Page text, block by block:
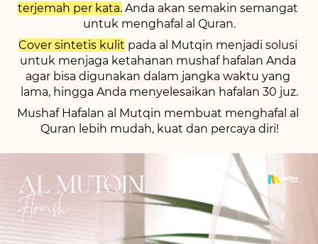
terjemah per kata. Anda akan semakin semangat
untuk menghafal al Quran.
Cover sintetis kulit pada al Mutqin menjadi solusi
untuk menjaga ketahanan mushaf hafalan Anda
agar bisa digunakan dalam jangka waktu yang
lama, hingga Anda menyelesaikan hafalan 30 juz.
Mushaf Hafalan al Mutqin membuat menghafal al
Quran lebih mudah, kuat dan percaya diri!